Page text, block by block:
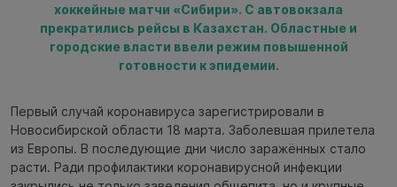
хоккейные матчи «Сибири». С автовокзала
прекратились рейсы в Казахстан. Областные и
городские власти ввели режим повышенной
готовности к эпидемии.
Первый случай коронавируса зарегистрировали в
Новосибирской области 18 марта. Заболевшая прилетела
из Европы. В последующие дни число заражённых стало
расти. Ради профилактики коронавирусной инфекции